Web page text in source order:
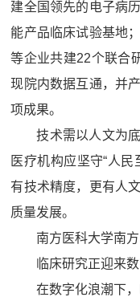
建全国领先的电子病
能产品临床试验基地
等企业共建22个联合
现院内数据互通，并
项成果。
技术需以人文为
医疗机构应坚守“人
有技术精度，更有人
质量发展。
南方医科大学南
临床研究正迎来
在数字化浪潮下